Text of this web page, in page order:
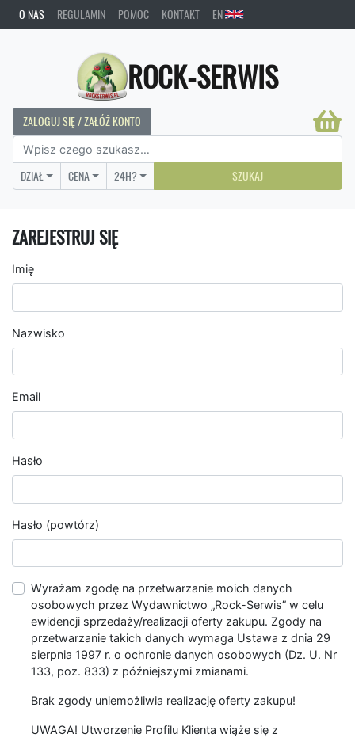
O NAS REGULAMIN POMOC KONTAKT EN
ROCK-SERWIS
ZALOGUJ SIĘ / ZAŁÓŻ KONTO
DZIAŁ CENA 24H? SZUKAJ
ZAREJESTRUJ SIĘ
Imię
Nazwisko
Email
Hasło
Hasło (powtórz)
Wyrażam zgodę na przetwarzanie moich danych
osobowych przez Wydawnictwo „Rock-Serwis” w celu
ewidencji sprzedaży/realizacji oferty zakupu. Zgody na
przetwarzanie takich danych wymaga Ustawa z dnia 29
sierpnia 1997 r. o ochronie danych osobowych (Dz. U. Nr
133, poz. 833) z późniejszymi zmianami.
Brak zgody uniemożliwia realizację oferty zakupu!
UWAGA! Utworzenie Profilu Klienta wiąże się z